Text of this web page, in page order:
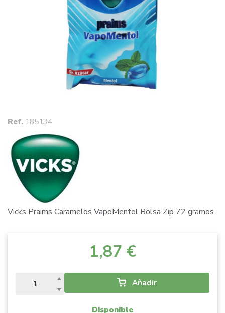
Ref. 185134
Vicks Praims Caramelos VapoMentol Bolsa Zip 72 gramos
1,87 €
Añadir
Disponible